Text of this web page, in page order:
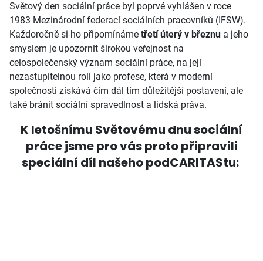
Světový den sociální práce byl poprvé vyhlášen v roce
1983 Mezinárodní federací sociálních pracovníků (IFSW).
Každoročně si ho připomínáme třetí úterý v březnu a jeho
smyslem je upozornit širokou veřejnost na
celospolečenský význam sociální práce, na její
nezastupitelnou roli jako profese, která v moderní
společnosti získává čím dál tím důležitější postavení, ale
také bránit sociální spravedlnost a lidská práva.
K letošnímu Světovému dnu sociální
práce jsme pro vás proto připravili
speciální díl našeho podCARITAStu: